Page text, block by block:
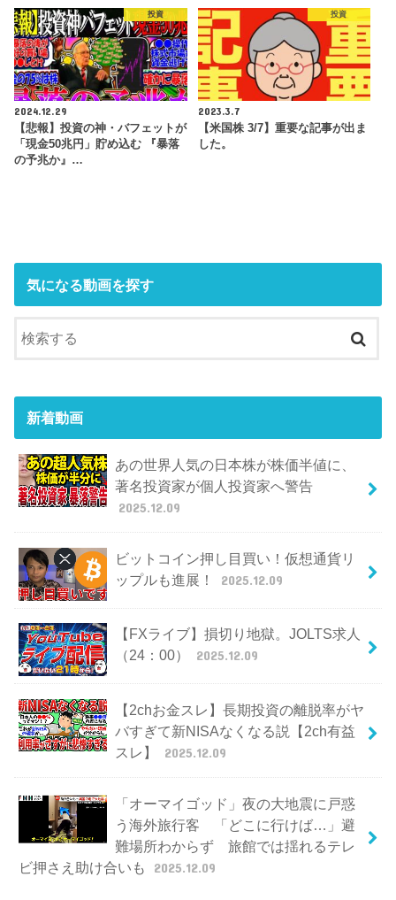
投資
2024.12.29
【悲報】投資の神・バフェットが
「現金50兆円」貯め込む 『暴落
の予兆か』…
投資
2023.3.7
【米国株 3/7】重要な記事が出ま
した。
気になる動画を探す
新着動画
あの世界人気の日本株が株価半値に、
著名投資家が個人投資家へ警告
2025.12.09
ビットコイン押し目買い！仮想通貨リ
ップルも進展！
2025.12.09
【FXライブ】損切り地獄。JOLTS求人
（24：00）
2025.12.09
【2chお金スレ】長期投資の離脱率がヤ
バすぎて新NISAなくなる説【2ch有益
スレ】
2025.12.09
「オーマイゴッド」夜の大地震に戸惑
う海外旅行客 「どこに行けば…」避
難場所わからず 旅館では揺れるテレ
ビ押さえ助け合いも
2025.12.09